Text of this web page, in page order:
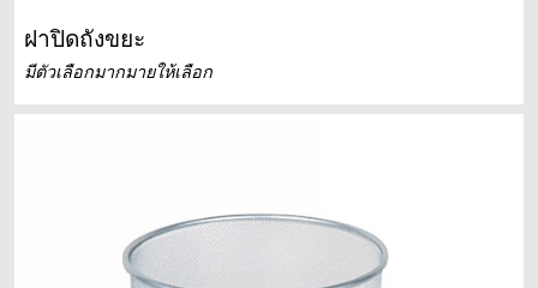
ฝาปิดถังขยะ
มีตัวเลือกมากมายให้เลือก